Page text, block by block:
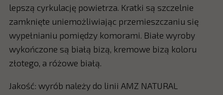
lepszą cyrkulację powietrza. Kratki są szczelnie
zamknięte uniemożliwiając przemieszczaniu się
wypełnianiu pomiędzy komorami. Białe wyroby
wykończone są białą bizą, kremowe bizą koloru
złotego, a różowe białą.
Jakość: wyrób należy do linii AMZ NATURAL